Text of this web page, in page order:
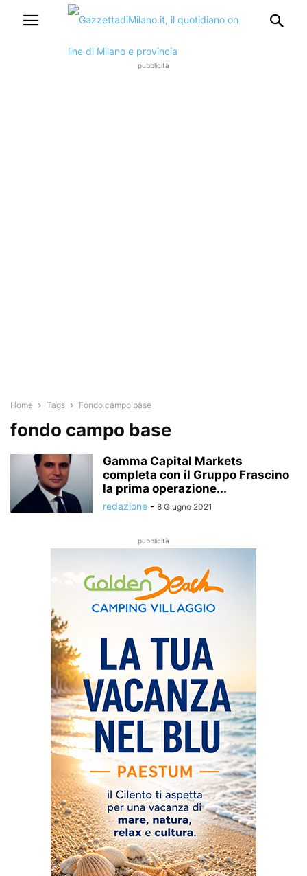
pubblicità
Home Tags Fondo campo base
fondo campo base
Gamma Capital Markets
completa con il Gruppo Frascino
la prima operazione...
redazione - 8 Giugno 2021
pubblicità